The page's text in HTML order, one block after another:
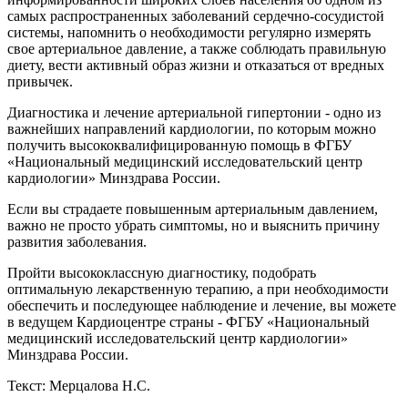
самых распространенных заболеваний сердечно-сосудистой
системы, напомнить о необходимости регулярно измерять
свое артериальное давление, а также соблюдать правильную
диету, вести активный образ жизни и отказаться от вредных
привычек.
Диагностика и лечение артериальной гипертонии - одно из
важнейших направлений кардиологии, по которым можно
получить высококвалифицированную помощь в ФГБУ
«Национальный медицинский исследовательский центр
кардиологии» Минздрава России.
Если вы страдаете повышенным артериальным давлением,
важно не просто убрать симптомы, но и выяснить причину
развития заболевания.
Пройти высококлассную диагностику, подобрать
оптимальную лекарственную терапию, а при необходимости
обеспечить и последующее наблюдение и лечение, вы можете
в ведущем Кардиоцентре страны - ФГБУ «Национальный
медицинский исследовательский центр кардиологии»
Минздрава России.
Текст: Мерцалова Н.С.